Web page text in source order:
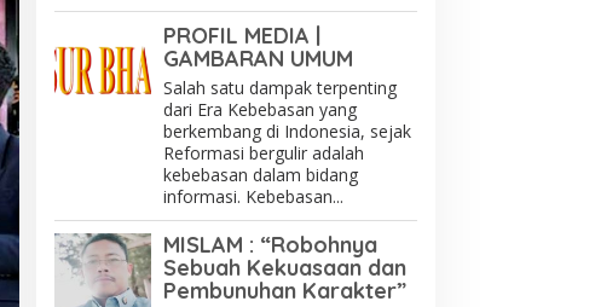
PROFIL MEDIA |
GAMBARAN UMUM
Salah satu dampak terpenting
dari Era Kebebasan yang
berkembang di Indonesia, sejak
Reformasi bergulir adalah
kebebasan dalam bidang
informasi. Kebebasan...
MISLAM : “Robohnya
Sebuah Kekuasaan dan
Pembunuhan Karakter”